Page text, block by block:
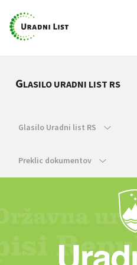
GLASILO URADNI LIST RS
Glasilo Uradni list RS
Preklic dokumentov